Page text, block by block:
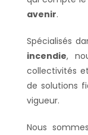
avenir.
Spécialisés
incendie,
collectivités
de solutions
vigueur.
Nous